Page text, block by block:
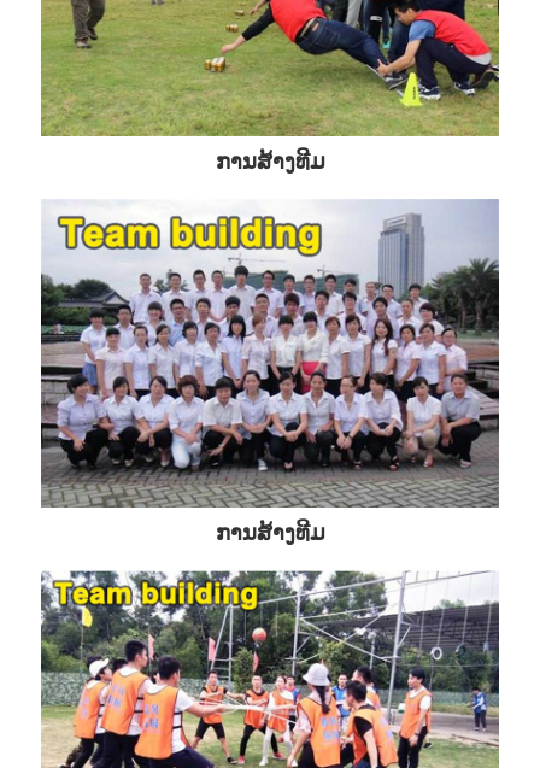
ການສ້າງທີມ
ການສ້າງທີມ